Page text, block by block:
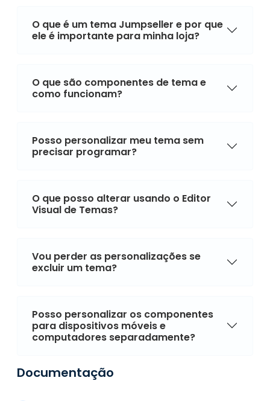
O que é um tema Jumpseller e por que
ele é importante para minha loja?
O que são componentes de tema e
como funcionam?
Posso personalizar meu tema sem
precisar programar?
O que posso alterar usando o Editor
Visual de Temas?
Vou perder as personalizações se
excluir um tema?
Posso personalizar os componentes
para dispositivos móveis e
computadores separadamente?
Documentação